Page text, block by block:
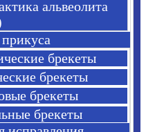
альвеолита
брекеты
брекеты
брекеты
брекеты